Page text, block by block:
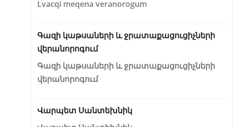
Lvacqi meqena veranorogum
Գազի կաթսաների և ջրատաքացուցիչների
վերանորոգում
Գազի կաթսաների և ջրատաքացուցիչների
վերանորոգում
Վարպետ Սանտեխնիկ